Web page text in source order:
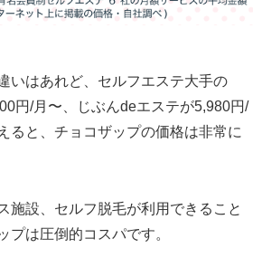
いはあれど、セルフエステ大手の
円/月〜、じぶんdeエステが5,980円/
ると、チョコザップの価格は非常に
施設、セルフ脱毛が利用できること
プは圧倒的コスパです。